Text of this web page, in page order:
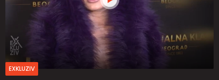
EXKLUZIV